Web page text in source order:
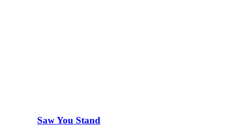
Saw You Stand